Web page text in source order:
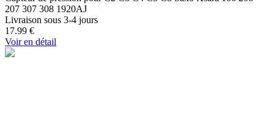
207 307 308 1920AJ
Livraison sous 3-4 jours
17.99 €
Voir en détail